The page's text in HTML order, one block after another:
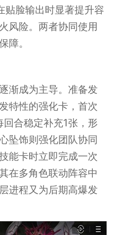
贴脸输出时显著提升容
风险。两者协同使用
障。
渐成为主导。准备发
特性的强化卡，首次
合稳定补充1张，形
坠饰则强化团队协同
能卡时立即完成一次
在多角色联动阵容中
进程又为后期高爆发